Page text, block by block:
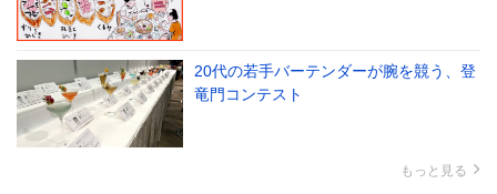
20代の若手バーテンダーが腕を競う、登
竜門コンテスト
もっと見る